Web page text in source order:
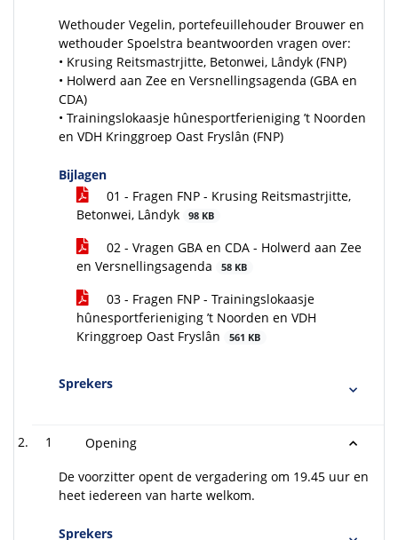
Wethouder Vegelin, portefeuillehouder Brouwer en
wethouder Spoelstra beantwoorden vragen over:
• Krusing Reitsmastrjitte, Betonwei, Lândyk (FNP)
• Holwerd aan Zee en Versnellingsagenda (GBA en
CDA)
• Trainingslokaasje hûnesportferieniging ’t Noorden
en VDH Kringgroep Oast Fryslân (FNP)
Bijlagen
01 - Fragen FNP - Krusing Reitsmastrjitte,
Betonwei, Lândyk
98 KB
02 - Vragen GBA en CDA - Holwerd aan Zee
en Versnellingsagenda
58 KB
03 - Fragen FNP - Trainingslokaasje
hûnesportferieniging ’t Noorden en VDH
Kringgroep Oast Fryslân
561 KB
Sprekers
1
Opening
De voorzitter opent de vergadering om 19.45 uur en
heet iedereen van harte welkom.
Sprekers